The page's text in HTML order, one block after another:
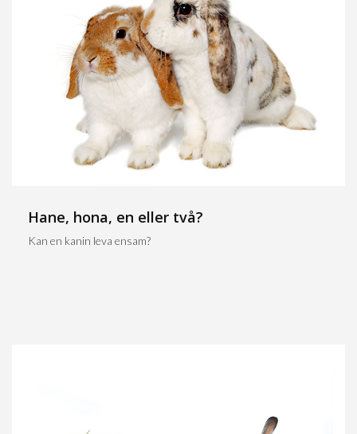
Hane, hona, en eller två?
Kan en kanin leva ensam?